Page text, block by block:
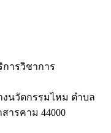
การวิชาการ
งนวัตกรรมไหม ตำบล
ารคาม 44000